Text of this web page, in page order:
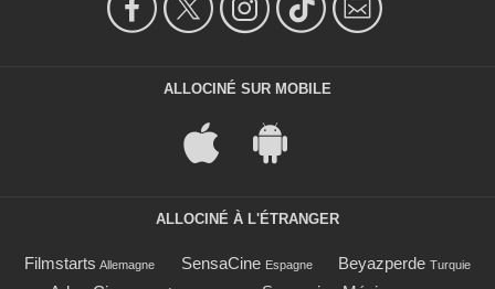
ALLOCINÉ SUR MOBILE
ALLOCINÉ À L'ÉTRANGER
Filmstarts Allemagne SensaCine Espagne Beyazperde Turquie